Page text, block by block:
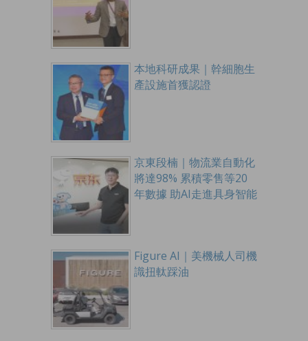
本地科研成果｜幹細胞生
產設施首獲認證
京東段楠｜物流業自動化
將達98% 累積零售等20
年數據 助AI走進具身智能
Figure AI｜美機械人司機
識扭軚踩油